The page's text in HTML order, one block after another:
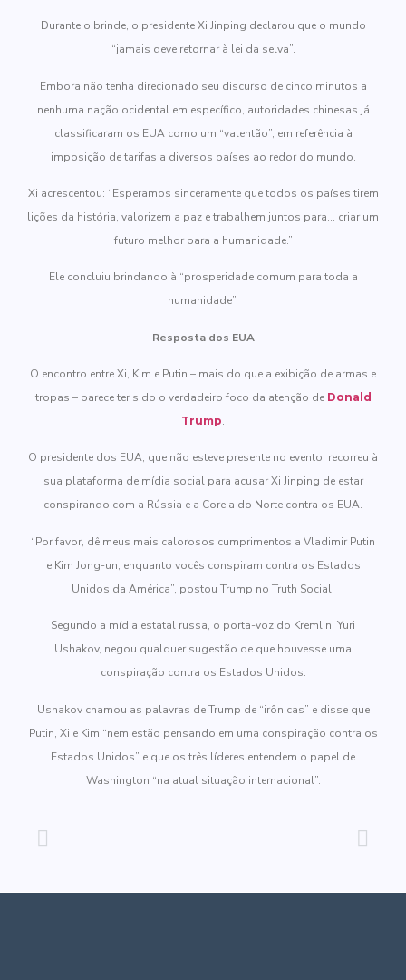
Durante o brinde, o presidente Xi Jinping declarou que o mundo
“jamais deve retornar à lei da selva”.
Embora não tenha direcionado seu discurso de cinco minutos a
nenhuma nação ocidental em específico, autoridades chinesas já
classificaram os EUA como um “valentão”, em referência à
imposição de tarifas a diversos países ao redor do mundo.
Xi acrescentou: “Esperamos sinceramente que todos os países tirem
lições da história, valorizem a paz e trabalhem juntos para… criar um
futuro melhor para a humanidade.”
Ele concluiu brindando à “prosperidade comum para toda a
humanidade”.
Resposta dos EUA
O encontro entre Xi, Kim e Putin – mais do que a exibição de armas e
tropas – parece ter sido o verdadeiro foco da atenção de Donald
Trump.
O presidente dos EUA, que não esteve presente no evento, recorreu à
sua plataforma de mídia social para acusar Xi Jinping de estar
conspirando com a Rússia e a Coreia do Norte contra os EUA.
“Por favor, dê meus mais calorosos cumprimentos a Vladimir Putin
e Kim Jong-un, enquanto vocês conspiram contra os Estados
Unidos da América”, postou Trump no Truth Social.
Segundo a mídia estatal russa, o porta-voz do Kremlin, Yuri
Ushakov, negou qualquer sugestão de que houvesse uma
conspiração contra os Estados Unidos.
Ushakov chamou as palavras de Trump de “irônicas” e disse que
Putin, Xi e Kim “nem estão pensando em uma conspiração contra os
Estados Unidos” e que os três líderes entendem o papel de
Washington “na atual situação internacional”.